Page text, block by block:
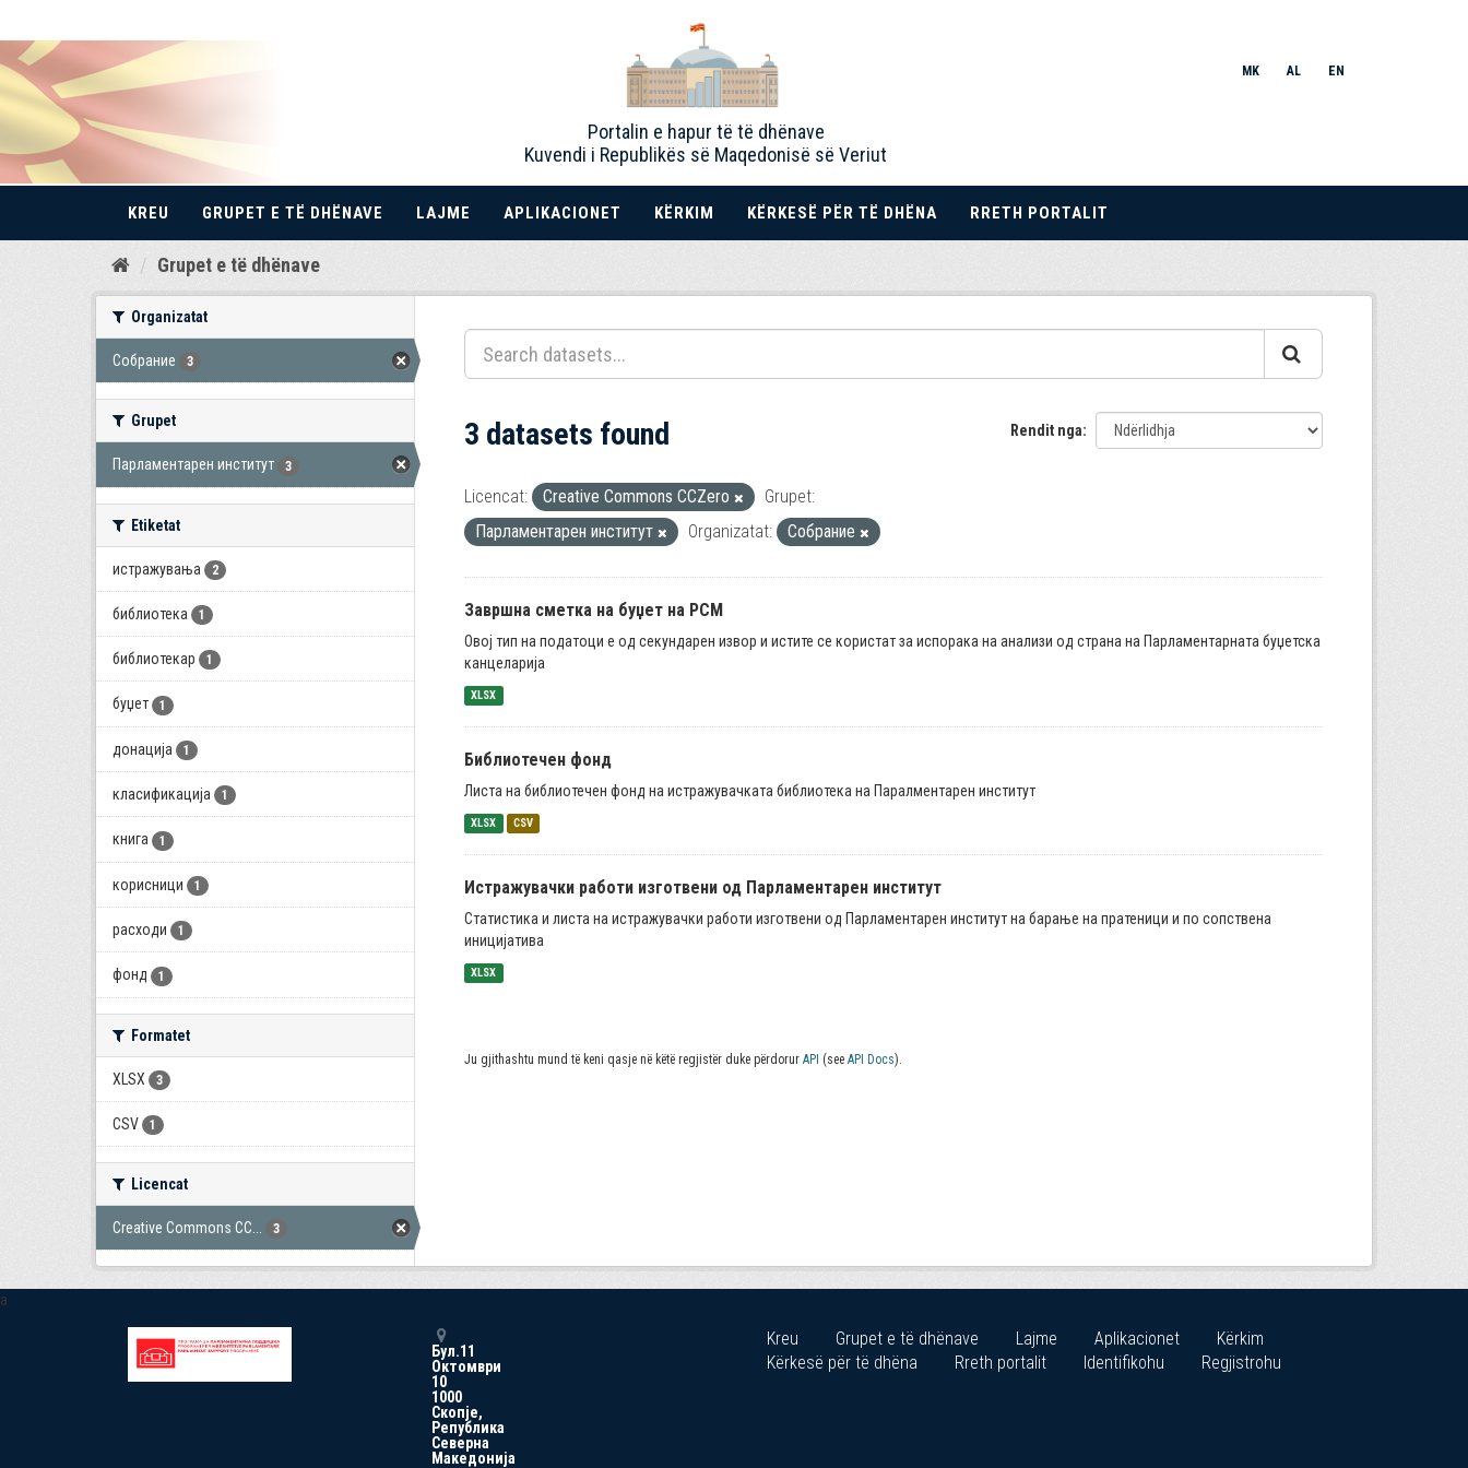
Kalo
Portalin e hapur të të dhënave
Kuvendi i Republikës së Maqedonisë së Veriut
MK AL EN
KREU GRUPET E TË DHËNAVE LAJME APLIKACIONET KËRKIM KËRKESË PËR TË DHËNA RRETH PORTALIT
Grupet e të dhënave
Organizatat
Собрание 3
Grupet
Парламентарен институт 3
Etiketat
истражувања 2
библиотека 1
библиотекар 1
буџет 1
донација 1
класификација 1
книга 1
корисници 1
расходи 1
фонд 1
Formatet
XLSX 3
CSV 1
Licencat
Creative Commons CC... 3
Rendit nga
3 datasets found
Licencat: Creative Commons CCZero
Grupet:
Парламентарен институт
Organizatat: Собрание
Завршна сметка на буџет на РСМ
Овој тип на податоци е од секундарен извор и истите се користат за испорака на анализи од страна на Парламентарната буџетска
канцеларија
XLSX
Библиотечен фонд
Листа на библиотечен фонд на истражувачката библиотека на Паралментарен институт
XLSX CSV
Истражувачки работи изготвени од Парламентарен институт
Статистика и листа на истражувачки работи изготвени од Парламентарен институт на барање на пратеници и по сопствена
иницијатива
XLSX
Ju gjithashtu mund të keni qasje në këtë regjistër duke përdorur API (see API Docs).
a
Бул.11
Октомври
10
1000
Скопје,
Република
Северна
Македонија
Kreu Grupet e të dhënave Lajme Aplikacionet
Kërkim
Kërkesë për të dhëna
Rreth portalit Identifikohu Regjistrohu